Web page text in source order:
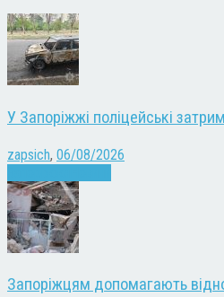
У Запоріжжі поліцейські
zapsich, 06/08/2026
Запоріжцям допомагають